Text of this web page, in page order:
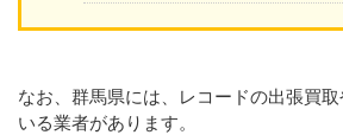
なお、群馬県には、レコードの出張買
いる業者があります。